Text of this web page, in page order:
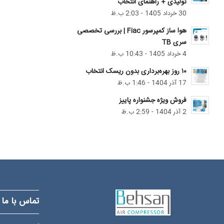
30 خرداد 1405 - 2:03 ب.ظ
هوا ساز کمپرسور Fiac | بررسی تخصصی
سری TB
4 خرداد 1405 - 10:43 ب.ظ
۱۰ روز بهره‌برداری بدون ریسک انتخاب
17 آذر 1404 - 1:46 ب.ظ
فروش ویژه جشنواره پاییز
2 آذر 1404 - 2:59 ب.ظ
تماس با ما